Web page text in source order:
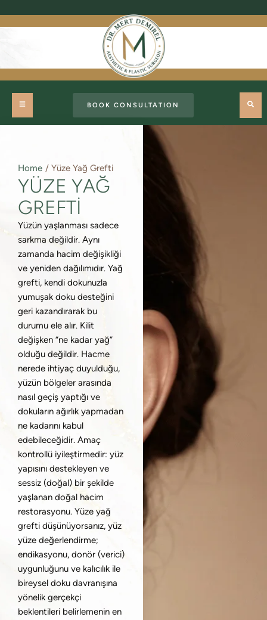
BOOK CONSULTATION
Home / Yüze Yağ Grefti
YÜZE YAĞ
GREFTI
Yüzün yaşlanması sadece
sarkma değildir. Aynı
zamanda hacim değişikliği
ve yeniden dağılımıdır. Yağ
grefti, kendi dokunuzla
yumuşak doku desteğini
geri kazandırarak bu
durumu ele alır. Kilit
değişken “ne kadar yağ”
olduğu değildir. Hacme
nerede ihtiyaç duyulduğu,
yüzün bölgeler arasında
nasıl geçiş yaptığı ve
dokuların ağırlık yapmadan
ne kadarını kabul
edebileceğidir. Amaç
kontrollü iyileştirmedir: yüz
yapısını destekleyen ve
sessiz (doğal) bir şekilde
yaşlanan doğal hacim
restorasyonu. Yüze yağ
grefti düşünüyorsanız, yüz
yüze değerlendirme;
endikasyonu, donör (verici)
uygunluğunu ve kalıcılık ile
bireysel doku davranışına
yönelik gerçekçi
beklentileri belirlemenin en